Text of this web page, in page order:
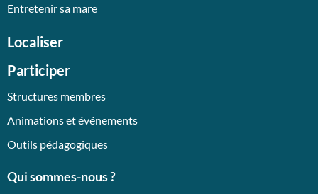
Entretenir sa mare
Localiser
Participer
Structures membres
Animations et événements
Outils pédagogiques
Qui sommes-nous ?